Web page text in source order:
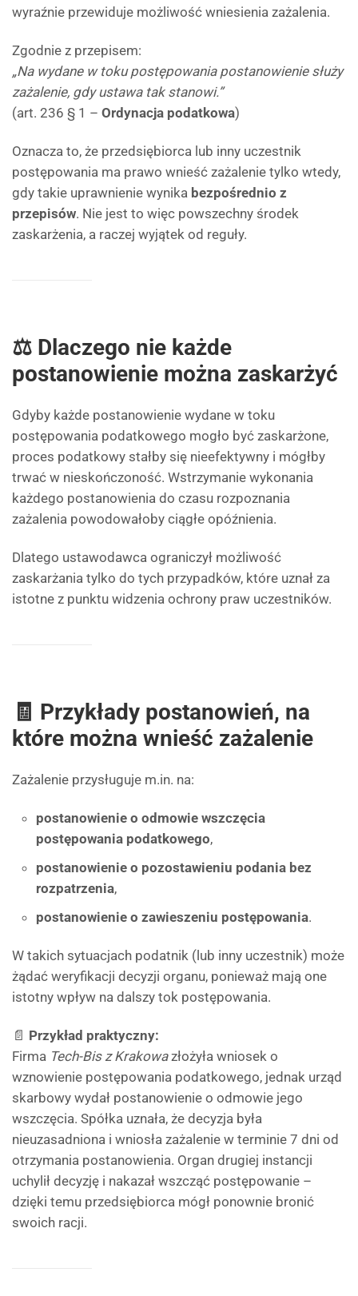
wyraźnie przewiduje możliwość wniesienia zażalenia.
Zgodnie z przepisem:
„Na wydane w toku postępowania postanowienie służy
zażalenie, gdy ustawa tak stanowi.”
(art. 236 § 1 – Ordynacja podatkowa)
Oznacza to, że przedsiębiorca lub inny uczestnik
postępowania ma prawo wnieść zażalenie tylko wtedy,
gdy takie uprawnienie wynika bezpośrednio z
przepisów. Nie jest to więc powszechny środek
zaskarżenia, a raczej wyjątek od reguły.
⚖️ Dlaczego nie każde
postanowienie można zaskarżyć
Gdyby każde postanowienie wydane w toku
postępowania podatkowego mogło być zaskarżone,
proces podatkowy stałby się nieefektywny i mógłby
trwać w nieskończoność. Wstrzymanie wykonania
każdego postanowienia do czasu rozpoznania
zażalenia powodowałoby ciągłe opóźnienia.
Dlatego ustawodawca ograniczył możliwość
zaskarżania tylko do tych przypadków, które uznał za
istotne z punktu widzenia ochrony praw uczestników.
🧾 Przykłady postanowień, na
które można wnieść zażalenie
Zażalenie przysługuje m.in. na:
postanowienie o odmowie wszczęcia
postępowania podatkowego,
postanowienie o pozostawieniu podania bez
rozpatrzenia,
postanowienie o zawieszeniu postępowania.
W takich sytuacjach podatnik (lub inny uczestnik) może
żądać weryfikacji decyzji organu, ponieważ mają one
istotny wpływ na dalszy tok postępowania.
📄 Przykład praktyczny:
Firma Tech-Bis z Krakowazłożyła wniosek o
wznowienie postępowania podatkowego, jednak urząd
skarbowy wydał postanowienie o odmowie jego
wszczęcia. Spółka uznała, że decyzja była
nieuzasadniona i wniosła zażalenie w terminie 7 dni od
otrzymania postanowienia. Organ drugiej instancji
uchylił decyzję i nakazał wszcząć postępowanie –
dzięki temu przedsiębiorca mógł ponownie bronić
swoich racji.